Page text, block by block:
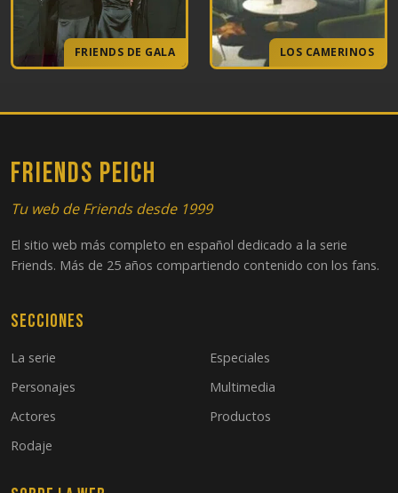
FRIENDS DE GALA LOS CAMERINOS
FRIENDS PEICH
Tu web de Friends desde 1999
El sitio web más completo en español dedicado a la serie
Friends. Más de 25 años compartiendo contenido con los fans.
Secciones
La serie
Personajes
Actores
Rodaje
Especiales
Multimedia
Productos